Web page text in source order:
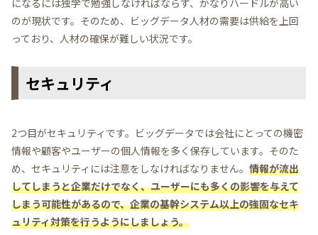
になるには独学で勉強しなければならず、かなりハードルが高い
のが現状です。そのため、ビッグデータ人材の需要は供給を上回
っており、人材の確保が難しい状況です。
セキュリティ
2つ目がセキュリティです。ビッグデータでは会社にとっての機密
情報や顧客やユーザーの個人情報を多く保存しています。そのた
め、セキュリティには注意をしなければなりません。 情報が流出
してしまうと企業だけでなく、ユーザーにも多くの影響を与えて
しまう可能性があるので、企業の基幹システム以上の強固なセキ
ュリティ対策を行うようにしましょう。